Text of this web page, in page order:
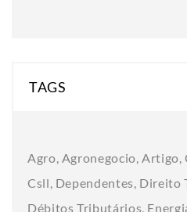
TAGS
Agro Agronegocio Artigo
Csll Dependentes Direito
Débitos Tributários